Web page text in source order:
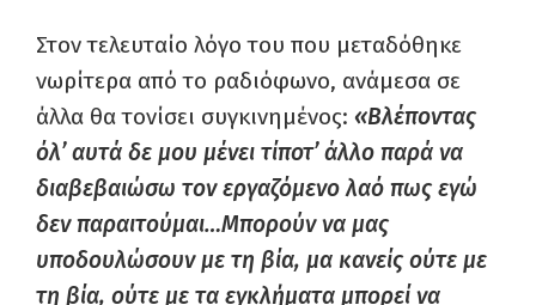
Στον τελευταίο λόγο του που μεταδόθηκε
νωρίτερα από το ραδιόφωνο, ανάμεσα σε
άλλα θα τονίσει συγκινημένος: «Βλέποντας
όλ’ αυτά δε μου μένει τίποτ’ άλλο παρά να
διαβεβαιώσω τον εργαζόμενο λαό πως εγώ
δεν παραιτούμαι…Μπορούν να μας
υποδουλώσουν με τη βία, μα κανείς ούτε με
τη βία, ούτε με τα εγκλήματα μπορεί να